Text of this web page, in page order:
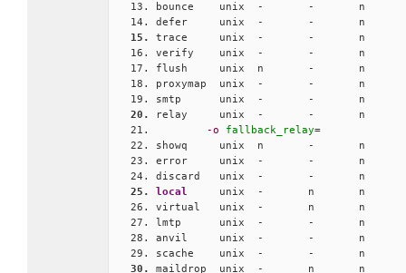
bounce    unix  -       -       n
defer     unix  -       -       n
trace     unix  -       -       n
verify    unix  -       -       n
flush     unix  n       -
proxymap  unix  -       -       n
smtp      unix  -       -       n
relay     unix  -       -       n
-o
fallback_relay=
showq     unix  n       -       n
error     unix  -       -       n
discard   unix  -       -       n
local unix  -       n       n
virtual   unix  -       n       n
lmtp      unix  -       -       n
anvil     unix  -       -       n
scache    unix  -       -
maildrop  unix  -       n       n